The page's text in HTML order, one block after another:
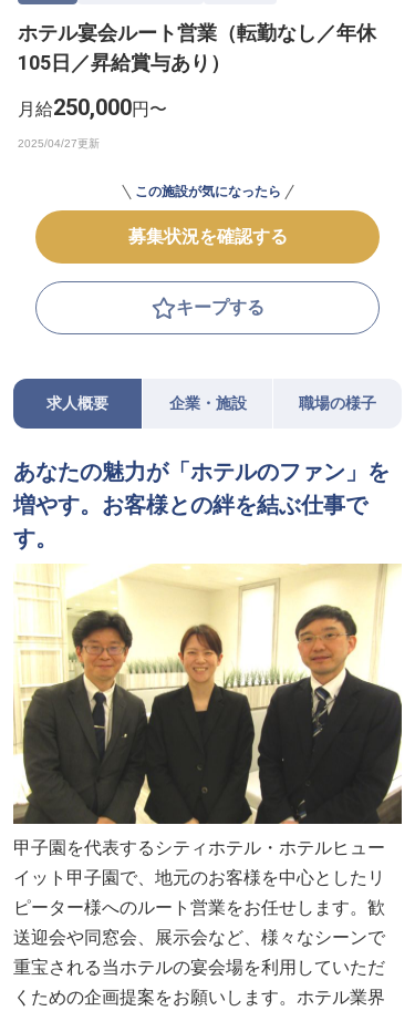
ホテル宴会ルート営業（転勤なし／年休
105日／昇給賞与あり）
月給250,000円〜
この施設が気になったら
募集状況を確認する
キープする
求人概要 企業・施設 職場の様子
あなたの魅力が「ホテルのファン」を
増やす。お客様との絆を結ぶ仕事で
す。
甲子園を代表するシティホテル・ホテルヒュー
イット甲子園で、地元のお客様を中心としたリ
ピーター様へのルート営業をお任せします。歓
送迎会や同窓会、展示会など、様々なシーンで
重宝される当ホテルの宴会場を利用していただ
くための企画提案をお願いします。ホテル業界